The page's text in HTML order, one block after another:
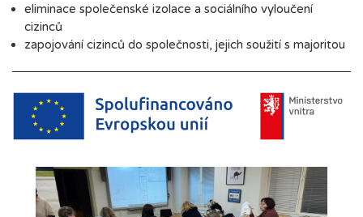
eliminace společenské izolace a sociálního vyloučení
cizinců
zapojování cizinců do společnosti, jejich soužití s majoritou